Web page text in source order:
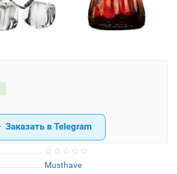
Musthave
Заказать в Telegram